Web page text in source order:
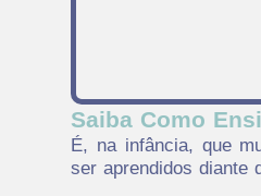
Saiba Como
É, na infância, que
ser aprendidos diante